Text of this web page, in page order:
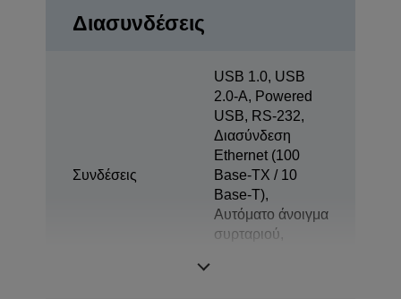
Διασυνδέσεις
Συνδέσεις
USB 1.0, USB
2.0-A, Powered
USB, RS-232,
Διασύνδεση
Ethernet (100
Base-TX / 10
Base-T),
Αυτόματο άνοιγμα
συρταριού,